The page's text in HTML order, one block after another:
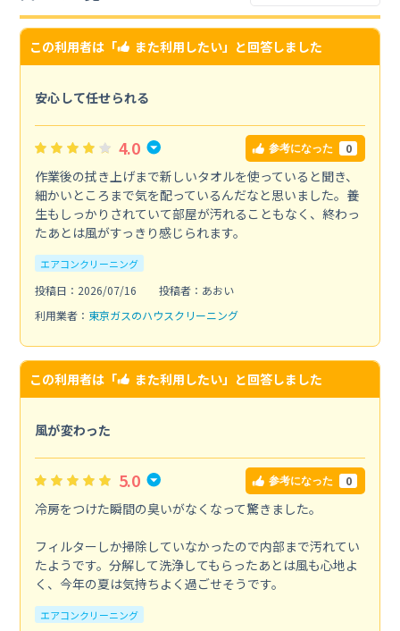
この利用者は「 また利用したい」と回答しました
安心して任せられる
4.0 参考になった 0
作業後の拭き上げまで新しいタオルを使っていると聞き、
細かいところまで気を配っているんだなと思いました。養
生もしっかりされていて部屋が汚れることもなく、終わっ
たあとは風がすっきり感じられます。
エアコンクリーニング
投稿日：2026/07/16
投稿者：あおい
利用業者： 東京ガスのハウスクリーニング
この利用者は「 また利用したい」と回答しました
風が変わった
5.0 参考になった 0
冷房をつけた瞬間の臭いがなくなって驚きました。
フィルターしか掃除していなかったので内部まで汚れてい
たようです。分解して洗浄してもらったあとは風も心地よ
く、今年の夏は気持ちよく過ごせそうです。
エアコンクリーニング